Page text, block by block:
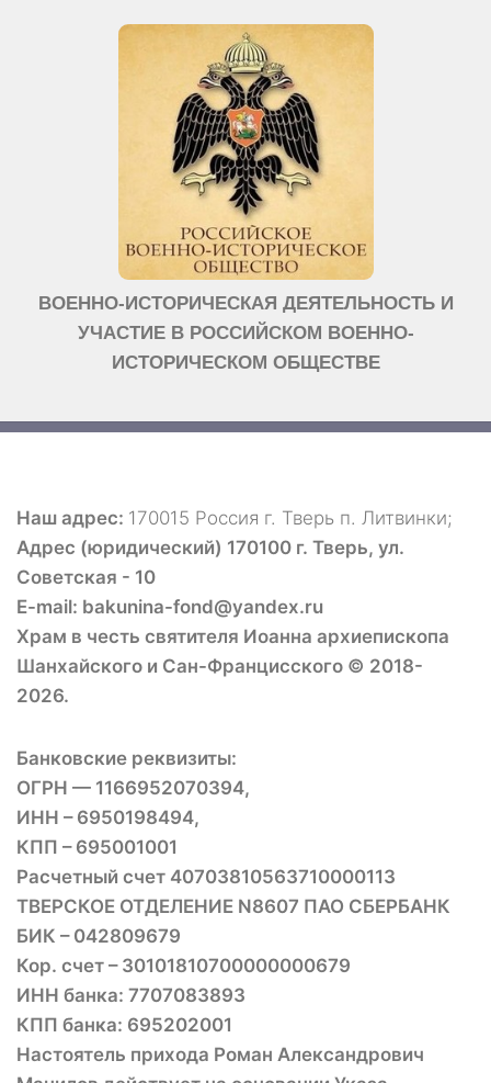
ВОЕННО-ИСТОРИЧЕСКАЯ ДЕЯТЕЛЬНОСТЬ И
УЧАСТИЕ В РОССИЙСКОМ ВОЕННО-
ИСТОРИЧЕСКОМ ОБЩЕСТВЕ
Наш адрес: 170015 Россия г. Тверь п. Литвинки;
Адрес (юридический) 170100 г. Тверь, ул.
Советская - 10
E-mail: bakunina-fond@yandex.ru
Храм в честь святителя Иоанна архиепископа
Шанхайского и Сан-Францисского © 2018-
2026.
Банковские реквизиты:
ОГРН — 1166952070394,
ИНН – 6950198494,
КПП – 695001001
Расчетный счет 40703810563710000113
ТВЕРСКОЕ ОТДЕЛЕНИЕ N8607 ПАО СБЕРБАНК
БИК – 042809679
Кор. счет – 30101810700000000679
ИНН банка: 7707083893
КПП банка: 695202001
Настоятель прихода Роман Александрович